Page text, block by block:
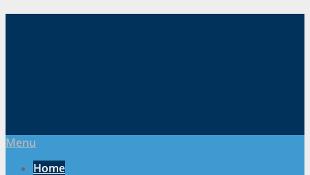
Menu
Home